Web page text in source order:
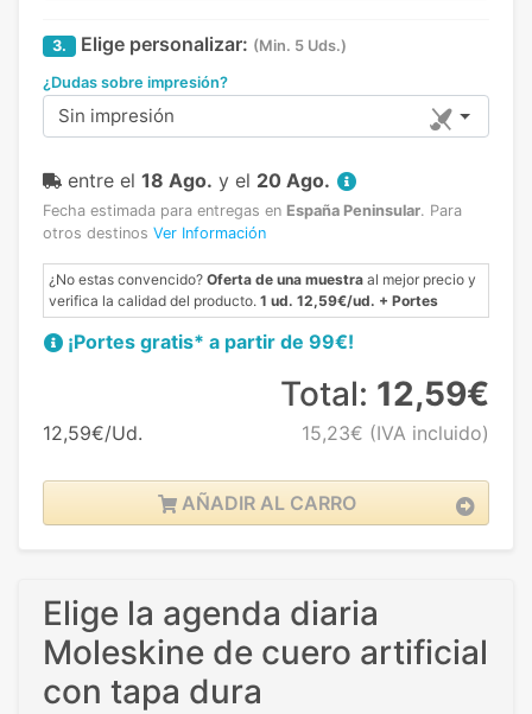
3. Elige personalizar: (Min. 5 Uds.)
¿Dudas sobre impresión?
Sin impresión
entre el 18 Ago. y el 20 Ago.
Fecha estimada para entregas en España Peninsular. Para
otros destinos Ver Información
¿No estas convencido? Oferta de una muestra al mejor precio y
verifica la calidad del producto. 1 ud. 12,59€/ud. + Portes
¡Portes gratis* a partir de 99€!
12,59€/Ud.
Total: 12,59€
15,23€ (IVA incluido)
AÑADIR AL CARRO
Elige la agenda diaria
Moleskine de cuero artificial
con tapa dura